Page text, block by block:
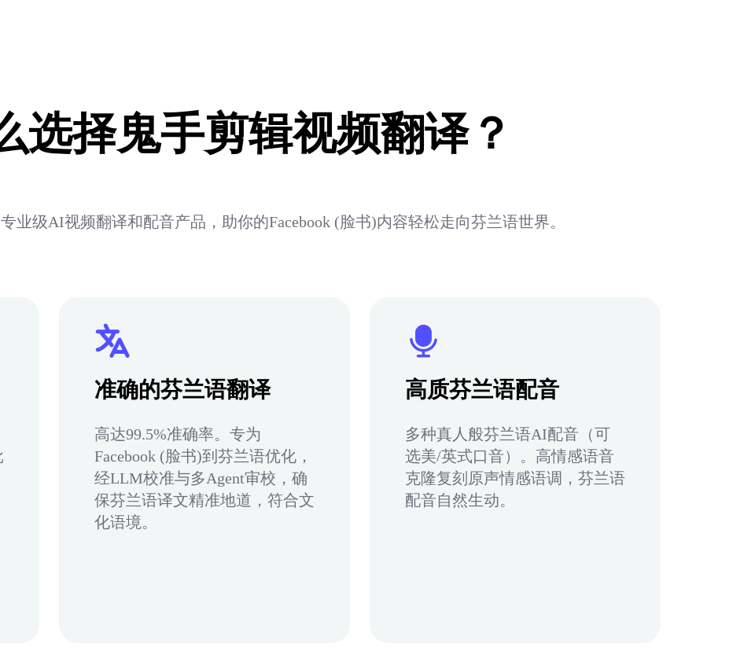
选择鬼手剪辑视频翻译？
业级AI视频翻译和配音产品，助你的Facebook (脸书)内容轻松走向芬兰语世界。
准确的芬兰语翻译
高达99.5%准确率。专为
Facebook (脸书)到芬兰语优化，
经LLM校准与多Agent审校，确
保芬兰语译文精准地道，符合文
化语境。
高质芬兰语配音
多种真人般芬兰语AI配音（可
选美/英式口音）。高情感语音
克隆复刻原声情感语调，芬兰语
配音自然生动。